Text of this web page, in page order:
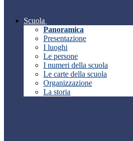
Scuola
Panoramica
Presentazione
I luoghi
Le persone
I numeri della scuola
Le carte della scuola
Organizzazione
La storia